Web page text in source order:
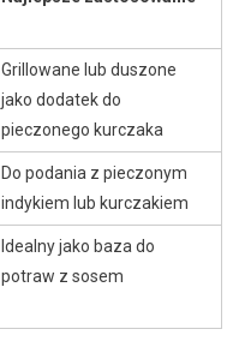
Grillowane lub duszone
jako dodatek do
pieczonego kurczaka
Do podania z pieczonym
indykiem lub kurczakiem
Idealny jako baza do
potraw z sosem